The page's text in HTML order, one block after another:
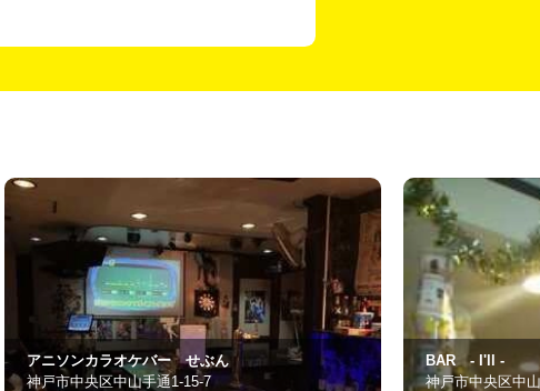
BAR - I'll -
神戸市中央区中山手通1-5-14
ANRI
神戸市中央区中